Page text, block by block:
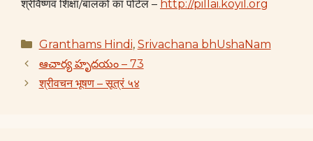
श्रीवैष्णव शिक्षा/बालकों का पोर्टल – http://pillai.koyil.org
Categories
Granthams Hindi, Srivachana bhUshaNam
ఆచార్య హృదయం – 73
श्रीवचन भूषण – सूत्रं ५४